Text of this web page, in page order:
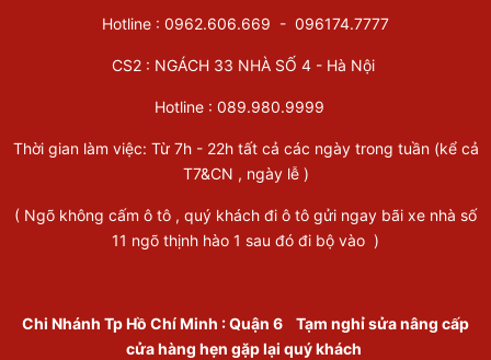
Hotline : 0962.606.669 - 096174.7777
CS2 : NGÁCH 33 NHÀ SỐ 4 - Hà Nội
Hotline : 089.980.9999
Thời gian làm việc: Từ 7h - 22h tất cả các ngày trong tuần (kể cả
T7&CN , ngày lễ )
( Ngõ không cấm ô tô , quý khách đi ô tô gửi ngay bãi xe nhà số
11 ngõ thịnh hào 1 sau đó đi bộ vào )
Chi Nhánh Tp Hồ Chí Minh :Quận 6 Tạm nghỉ sửa nâng cấp
cửa hàng hẹn gặp lại quý khách